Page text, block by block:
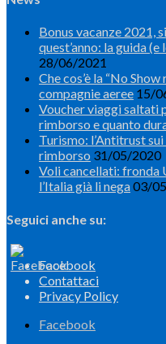
Bonus vacanze 2021,
quest’anno: la guida
28/06/2021
Che cos’è la “No
compagnie aeree 15/
Voucher viaggi saltati
rimborso e quanto
Turismo: l’Antitrust
rimborso 31/05/2020
Voli cancellati: fronda
l’Italia già li nega03/
Seguici anche su:
Facebook
Contattaci
Privacy Policy
Facebook